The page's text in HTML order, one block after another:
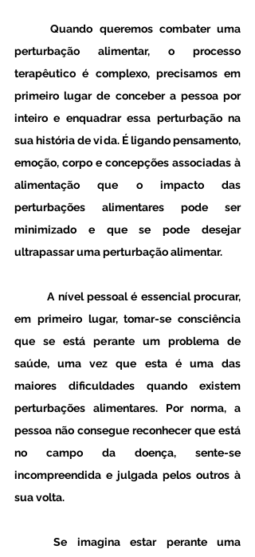
	Quando queremos combater uma
perturbação alimentar, o processo
terapêutico é complexo, precisamos em
primeiro lugar de conceber a pessoa por
inteiro e enquadrar essa perturbação na
sua história de vida. É ligando pensamento,
emoção, corpo e concepções associadas à
alimentação que o impacto das
perturbações alimentares pode ser
minimizado e que se pode desejar
ultrapassar uma perturbação alimentar.
	A nível pessoal é essencial procurar,
em primeiro lugar, tomar-se consciência
que se está perante um problema de
saúde, uma vez que esta é uma das
maiores dificuldades quando existem
perturbações alimentares. Por norma, a
pessoa não consegue reconhecer que está
no campo da doença, sente-se
incompreendida e julgada pelos outros à
sua volta.
	Se imagina estar perante uma